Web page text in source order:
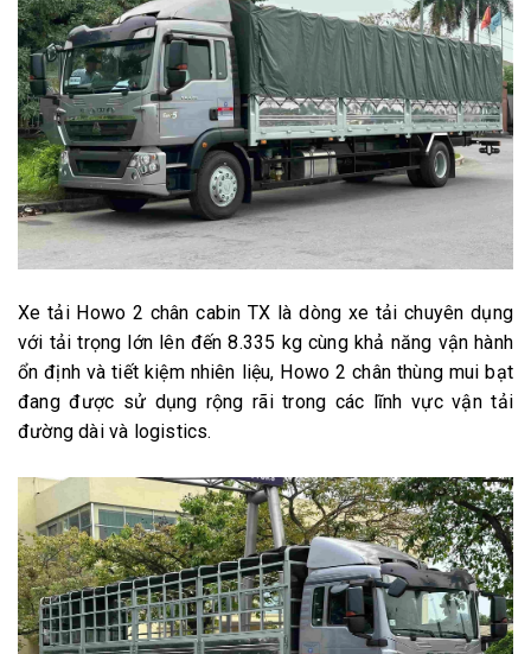
Xe tải Howo 2 chân cabin TX là dòng xe tải chuyên dụng
với tải trọng lớn lên đến 8.335 kg cùng khả năng vận hành
ổn định và tiết kiệm nhiên liệu, Howo 2 chân thùng mui bạt
đang được sử dụng rộng rãi trong các lĩnh vực vận tải
đường dài và logistics.